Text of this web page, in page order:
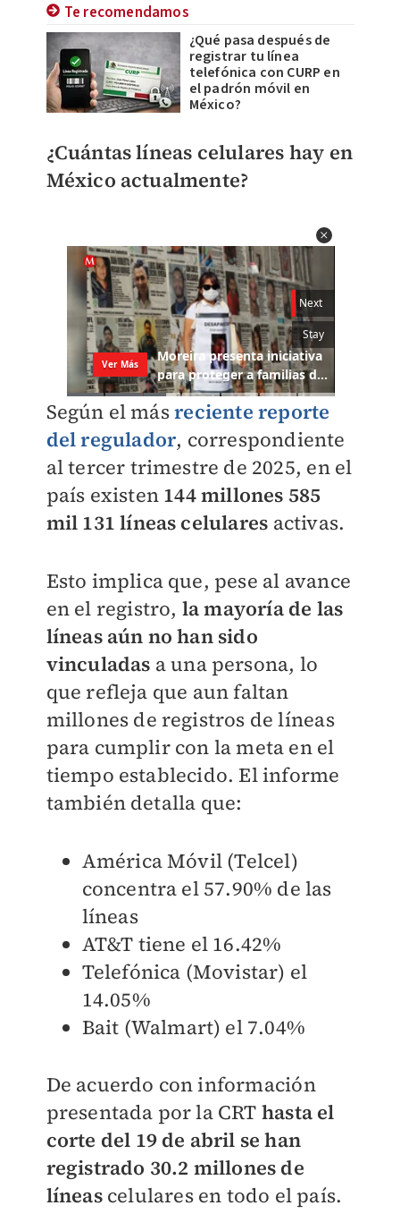
Te recomendamos
¿Qué pasa después de
registrar tu línea
telefónica con CURP en
el padrón móvil en
México?
¿Cuántas líneas celulares hay en
México actualmente?
Según el másreciente reporte
del regulador, correspondiente
al tercer trimestre de 2025, en el
país existen 144 millones 585
mil 131 líneas celulares activas.
Esto implica que, pese al avance
en el registro, la mayoría de las
líneas aún no han sido
vinculadas a una persona, lo
que refleja que aun faltan
millones de registros de líneas
para cumplir con la meta en el
tiempo establecido. El informe
también detalla que:
América Móvil (Telcel)
concentra el 57.90% de las
líneas
AT&T tiene el 16.42%
Telefónica (Movistar) el
14.05%
Bait (Walmart) el 7.04%
De acuerdo con información
presentada por la CRT hasta el
corte del 19 de abril se han
registrado 30.2 millones de
líneascelulares en todo el país.